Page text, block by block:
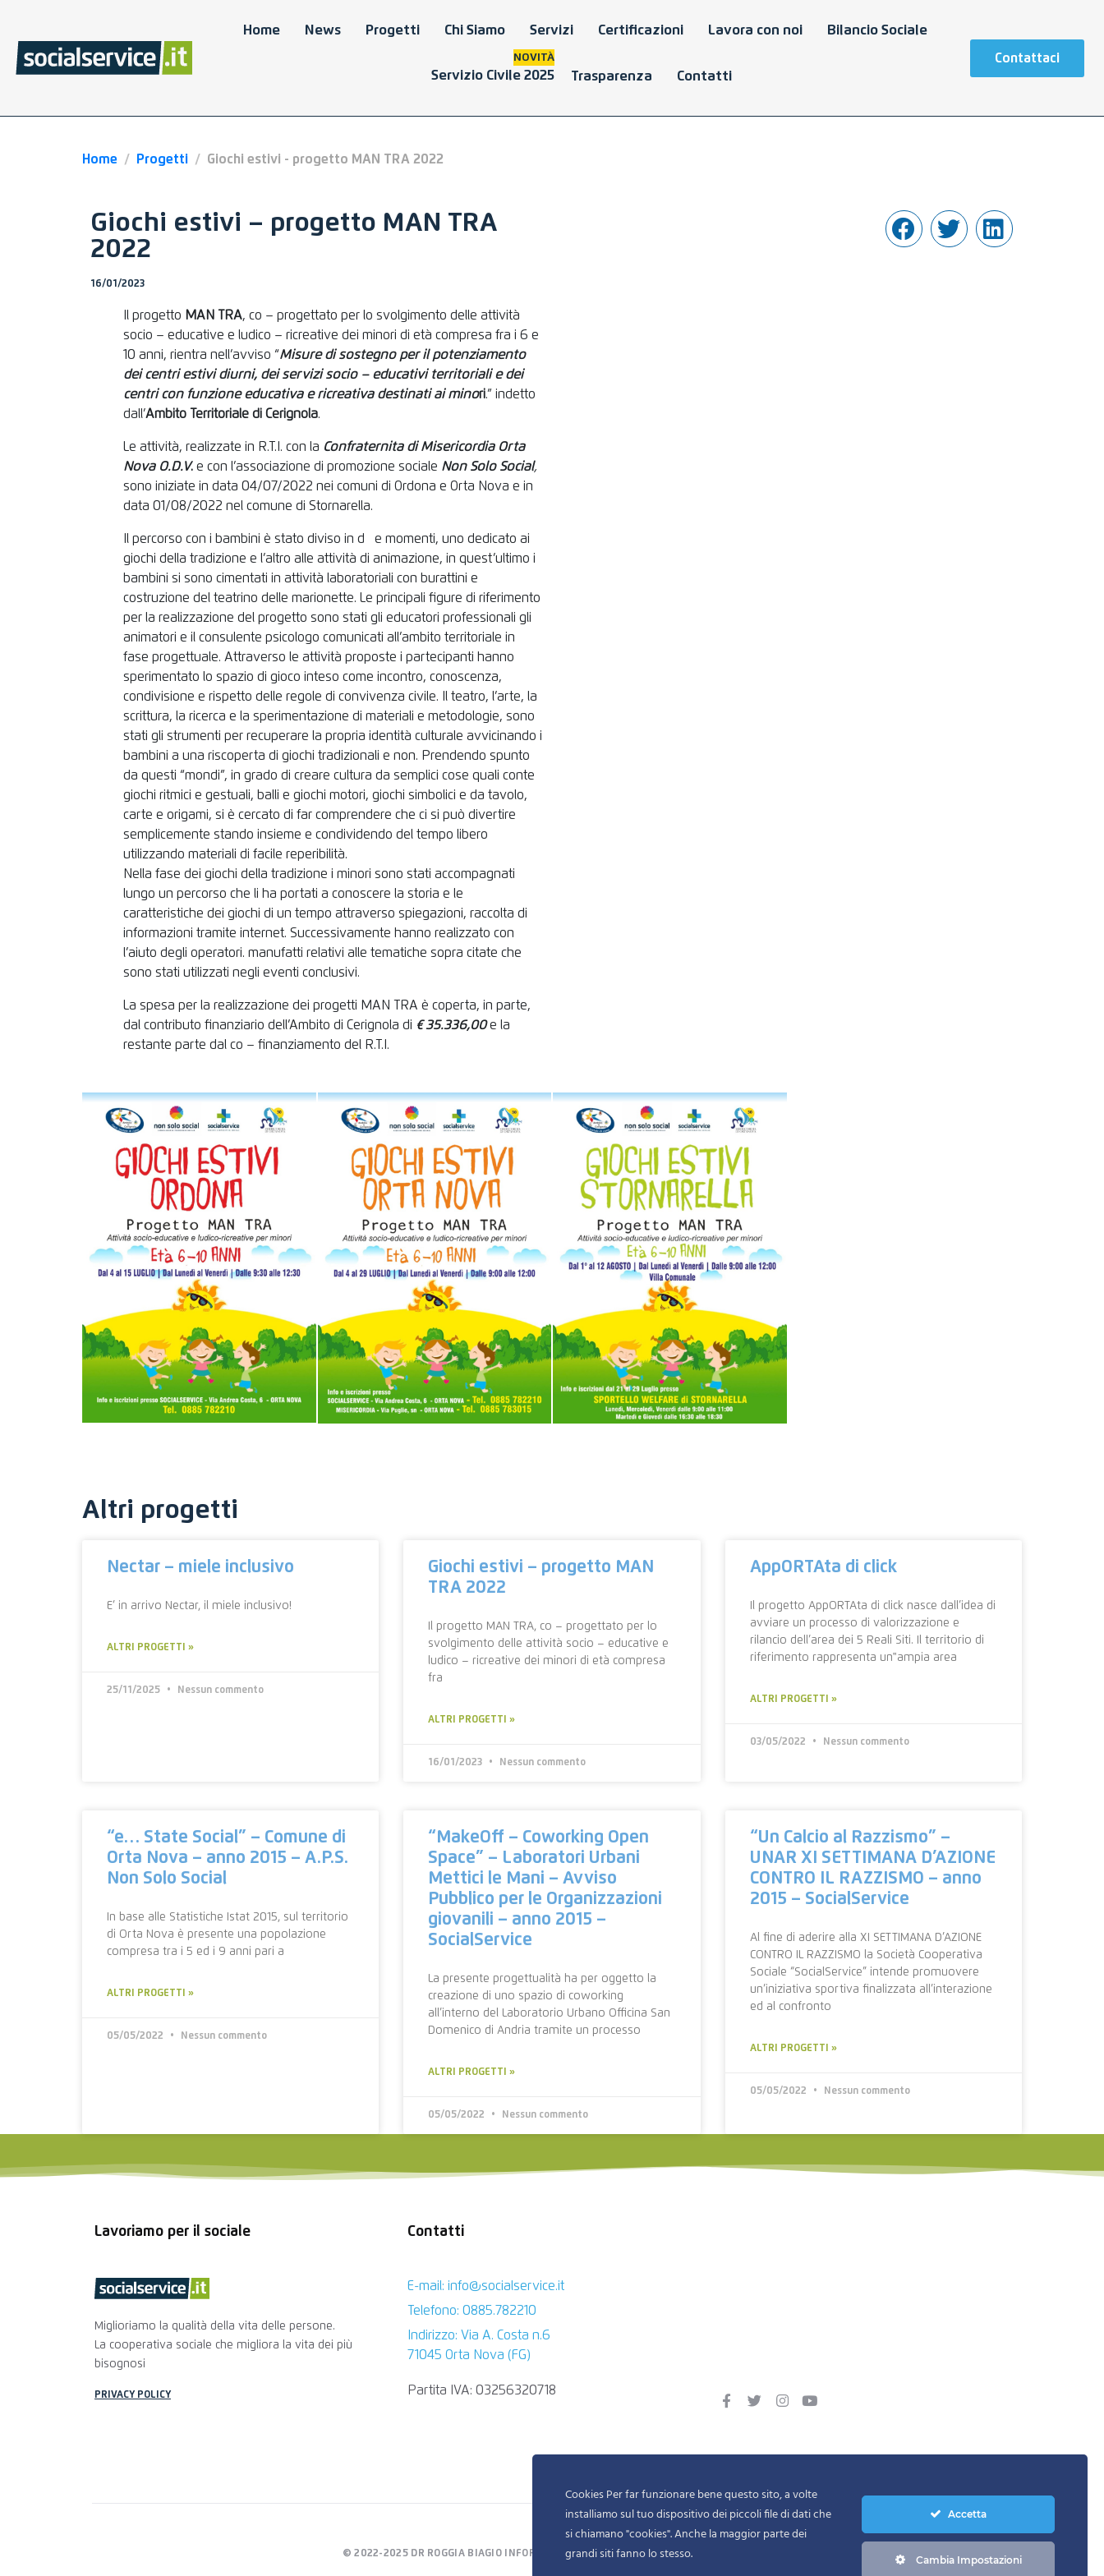
Home News Progetti Chi Siamo Servizi Certificazioni Lavora con noi Bilancio Sociale
Servizio Civile 2025
NOVITÀ
Trasparenza Contatti
Contattaci
Home Progetti Giochi estivi - progetto MAN TRA 2022
Giochi estivi – progetto MAN TRA
2022
16/01/2023
Il progetto MAN TRA, co – progettato per lo svolgimento delle attività
socio – educative e ludico – ricreative dei minori di età compresa fra i 6 e
10 anni, rientra nell’avviso “Misure di sostegno per il potenziamento
dei centri estivi diurni, dei servizi socio – educativi territoriali e dei
centri con funzione educativa e ricreativa destinati ai minori.” indetto
dall’Ambito Territoriale di Cerignola.
Le attività, realizzate in R.T.I. con la Confraternita di Misericordia Orta
Nova O.D.V. e con l’associazione di promozione sociale Non Solo Social,
sono iniziate in data 04/07/2022 nei comuni di Ordona e Orta Nova e in
data 01/08/2022 nel comune di Stornarella.
Il percorso con i bambini è stato diviso in d e momenti, uno dedicato ai
giochi della tradizione e l’altro alle attività di animazione, in quest’ultimo i
bambini si sono cimentati in attività laboratoriali con burattini e
costruzione del teatrino delle marionette. Le principali figure di riferimento
per la realizzazione del progetto sono stati gli educatori professionali gli
animatori e il consulente psicologo comunicati all’ambito territoriale in
fase progettuale. Attraverso le attività proposte i partecipanti hanno
sperimentato lo spazio di gioco inteso come incontro, conoscenza,
condivisione e rispetto delle regole di convivenza civile. Il teatro, l’arte, la
scrittura, la ricerca e la sperimentazione di materiali e metodologie, sono
stati gli strumenti per recuperare la propria identità culturale avvicinando i
bambini a una riscoperta di giochi tradizionali e non. Prendendo spunto
da questi “mondi”, in grado di creare cultura da semplici cose quali conte
giochi ritmici e gestuali, balli e giochi motori, giochi simbolici e da tavolo,
carte e origami, si è cercato di far comprendere che ci si può divertire
semplicemente stando insieme e condividendo del tempo libero
utilizzando materiali di facile reperibilità.
Nella fase dei giochi della tradizione i minori sono stati accompagnati
lungo un percorso che li ha portati a conoscere la storia e le
caratteristiche dei giochi di un tempo attraverso spiegazioni, raccolta di
informazioni tramite internet. Successivamente hanno realizzato con
l’aiuto degli operatori. manufatti relativi alle tematiche sopra citate che
sono stati utilizzati negli eventi conclusivi.
La spesa per la realizzazione dei progetti MAN TRA è coperta, in parte,
dal contributo finanziario dell’Ambito di Cerignola di € 35.336,00e la
restante parte dal co – finanziamento del R.T.I.
Altri progetti
Nectar – miele inclusivo
E’ in arrivo Nectar, il miele inclusivo!
ALTRI PROGETTI »
25/11/2025 Nessun commento
Giochi estivi – progetto MAN
TRA 2022
Il progetto MAN TRA, co – progettato per lo
svolgimento delle attività socio – educative e
ludico – ricreative dei minori di età compresa
fra
ALTRI PROGETTI »
16/01/2023 Nessun commento
AppORTAta di click
Il progetto AppORTAta di click nasce dall’idea di
avviare un processo di valorizzazione e
rilancio dell’area dei 5 Reali Siti. Il territorio di
riferimento rappresenta un‟ampia area
ALTRI PROGETTI »
03/05/2022 Nessun commento
“e… State Social” – Comune di
Orta Nova – anno 2015 – A.P.S.
Non Solo Social
In base alle Statistiche Istat 2015, sul territorio
di Orta Nova è presente una popolazione
compresa tra i 5 ed i 9 anni pari a
ALTRI PROGETTI »
05/05/2022 Nessun commento
“MakeOff – Coworking Open
Space” – Laboratori Urbani
Mettici le Mani – Avviso
Pubblico per le Organizzazioni
giovanili – anno 2015 –
SocialService
La presente progettualità ha per oggetto la
creazione di uno spazio di coworking
all’interno del Laboratorio Urbano Officina San
Domenico di Andria tramite un processo
ALTRI PROGETTI »
05/05/2022 Nessun commento
“Un Calcio al Razzismo” –
UNAR XI SETTIMANA D’AZIONE
CONTRO IL RAZZISMO – anno
2015 – SocialService
Al fine di aderire alla XI SETTIMANA D’AZIONE
CONTRO IL RAZZISMO la Società Cooperativa
Sociale “SocialService” intende promuovere
un’iniziativa sportiva finalizzata all’interazione
ed al confronto
ALTRI PROGETTI »
05/05/2022 Nessun commento
Lavoriamo per il sociale
Miglioriamo la qualità della vita delle persone.
La cooperativa sociale che migliora la vita dei più
bisognosi
PRIVACY POLICY
Contatti
E-mail: info@socialservice.it
Telefono: 0885.782210
Indirizzo: Via A. Costa n.6
71045 Orta Nova (FG)
Partita IVA: 03256320718
© 2022-2025 DR ROGGIA BIAGIO INFORMATION TECHNOLOGY. ALL RIGHTS RESERVED
Cookies Per far funzionare bene questo sito, a volte
installiamo sul tuo dispositivo dei piccoli file di dati che
si chiamano "cookies". Anche la maggior parte dei
grandi siti fanno lo stesso.
Accetta
Cambia Impostazioni